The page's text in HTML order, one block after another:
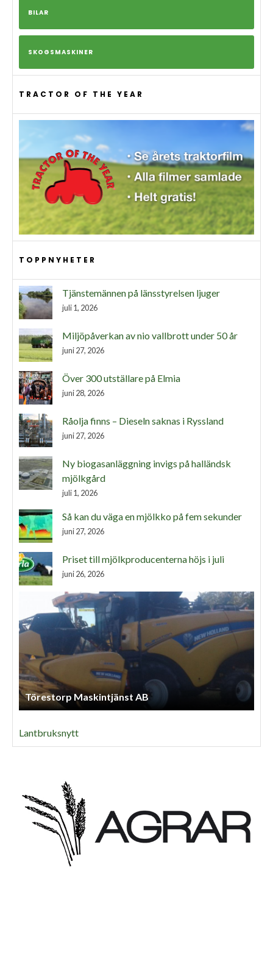
BILAR
SKOGSMASKINER
TRACTOR OF THE YEAR
TOPPNYHETER
Tjänstemännen på länsstyrelsen ljuger
juli 1, 2026
Miljöpåverkan av nio vallbrott under 50 år
juni 27, 2026
Över 300 utställare på Elmia
juni 28, 2026
Råolja finns – Dieseln saknas i Ryssland
juni 27, 2026
Ny biogasanläggning invigs på halländsk
mjölkgård
juli 1, 2026
Så kan du väga en mjölkko på fem sekunder
juni 27, 2026
Priset till mjölkproducenterna höjs i juli
juni 26, 2026
Törestorp Maskintjänst AB
Lantbruksnytt